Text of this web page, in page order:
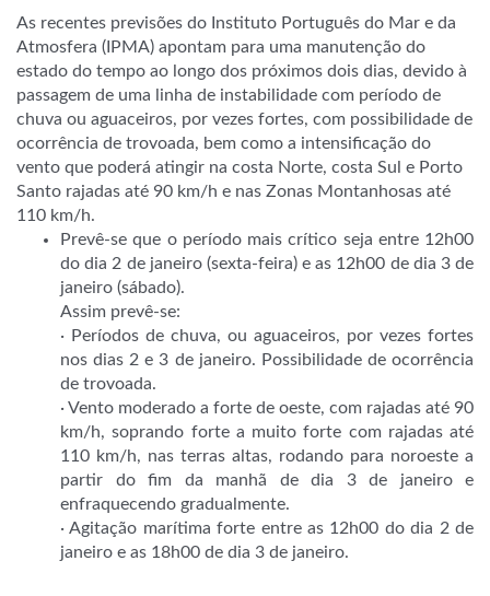
As recentes previsões do Instituto Português do Mar e da
Atmosfera (IPMA) apontam para uma manutenção do
estado do tempo ao longo dos próximos dois dias, devido à
passagem de uma linha de instabilidade com período de
chuva ou aguaceiros, por vezes fortes, com possibilidade de
ocorrência de trovoada, bem como a intensificação do
vento que poderá atingir na costa Norte, costa Sul e Porto
Santo rajadas até 90 km/h e nas Zonas Montanhosas até
110 km/h.
Prevê-se que o período mais crítico seja entre 12h00
do dia 2 de janeiro (sexta-feira) e as 12h00 de dia 3 de
janeiro (sábado).
Assim prevê-se:
· Períodos de chuva, ou aguaceiros, por vezes fortes
nos dias 2 e 3 de janeiro. Possibilidade de ocorrência
de trovoada.
· Vento moderado a forte de oeste, com rajadas até 90
km/h, soprando forte a muito forte com rajadas até
110 km/h, nas terras altas, rodando para noroeste a
partir do fim da manhã de dia 3 de janeiro e
enfraquecendo gradualmente.
· Agitação marítima forte entre as 12h00 do dia 2 de
janeiro e as 18h00 de dia 3 de janeiro.